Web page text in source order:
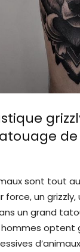
sont tout
force, un grizzly,
un grand
hommes